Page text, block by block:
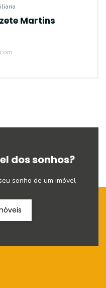
Martins
dos sonhos?
sonho de um imóvel